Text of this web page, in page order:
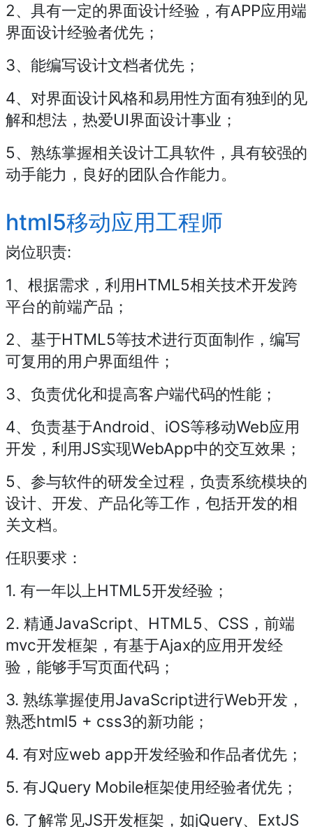
2、具有一定的界面设计经验，有APP应用端
界面设计经验者优先；
3、能编写设计文档者优先；
4、对界面设计风格和易用性方面有独到的见
解和想法，热爱UI界面设计事业；
5、熟练掌握相关设计工具软件，具有较强的
动手能力，良好的团队合作能力。
html5移动应用工程师
岗位职责:
1、根据需求，利用HTML5相关技术开发跨
平台的前端产品；
2、基于HTML5等技术进行页面制作，编写
可复用的用户界面组件；
3、负责优化和提高客户端代码的性能；
4、负责基于Android、iOS等移动Web应用
开发，利用JS实现WebApp中的交互效果；
5、参与软件的研发全过程，负责系统模块的
设计、开发、产品化等工作，包括开发的相
关文档。
任职要求：
1. 有一年以上HTML5开发经验；
2. 精通JavaScript、HTML5、CSS，前端
mvc开发框架，有基于Ajax的应用开发经
验，能够手写页面代码；
3. 熟练掌握使用JavaScript进行Web开发，
熟悉html5 + css3的新功能；
4. 有对应web app开发经验和作品者优先；
5. 有JQuery Mobile框架使用经验者优先；
6. 了解常见JS开发框架，如jQuery、ExtJS